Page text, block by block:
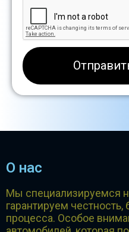
О нас
Мы специализируемся
гарантируем
процесса. Особое